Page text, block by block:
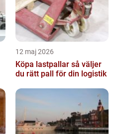
12 maj 2026
Köpa lastpallar så väljer
du rätt pall för din logistik